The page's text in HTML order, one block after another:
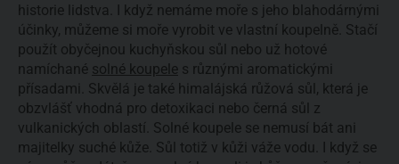
historie lidstva. I když nemáme moře s jeho blahodárnými
účinky, můžeme si moře vyrobit ve vlastní koupelně. Stačí
použít obyčejnou kuchyňskou sůl nebo už hotové
namíchané solné koupele s různými aromatickými
přísadami. Skvělá je také himalájská růžová sůl, která je
obzvlášť vhodná pro detoxikaci nebo černá sůl z
vulkanických oblastí. Solné koupele se nemusí bát ani
majitelky suché kůže. Sůl totiž v kůži váže vodu. I když se